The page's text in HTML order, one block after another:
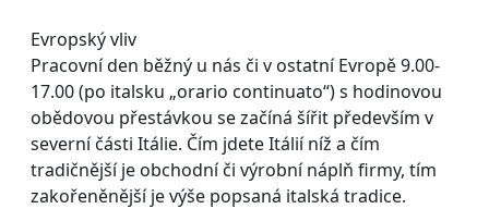
Evropský vliv
Pracovní den běžný u nás či v ostatní Evropě 9.00-
17.00 (po italsku „orario continuato“) s hodinovou
obědovou přestávkou se začíná šířit především v
severní části Itálie. Čím jdete Itálií níž a čím
tradičnější je obchodní či výrobní náplň firmy, tím
zakořeněnější je výše popsaná italská tradice.